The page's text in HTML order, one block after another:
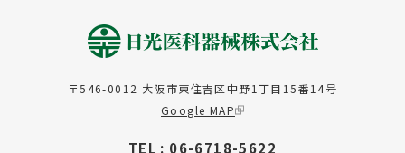
〒546-0012 大阪市東住吉区中野1丁目15番14号
Google MAP
TEL : 06-6718-5622